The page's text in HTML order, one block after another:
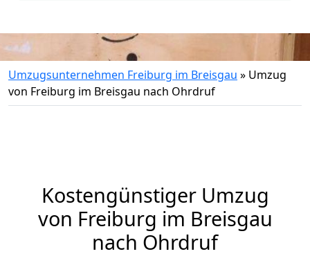
Umzugsunternehmen Freiburg im Breisgau » Umzug
von Freiburg im Breisgau nach Ohrdruf
Kostengünstiger Umzug
von Freiburg im Breisgau
nach Ohrdruf